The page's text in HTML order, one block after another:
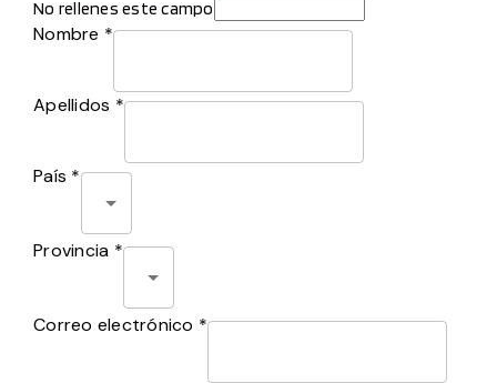
No rellenes este campo
Nombre *
Apellidos *
País *
Provincia *
Correo electrónico *